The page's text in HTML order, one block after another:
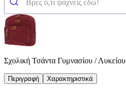
Σχολική Τσάντα Γυμνασίου /
Περιγραφή Χαρακτηριστικά